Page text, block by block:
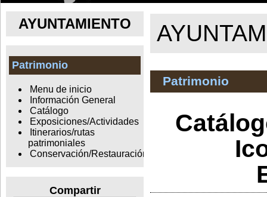
AYUNTAMIENTO
Patrimonio
Menu de inicio
Información General
Catálogo
Exposiciones/Actividades
Itinerarios/rutas
patrimoniales
Conservación/Restauración
Compartir
Patrimonio